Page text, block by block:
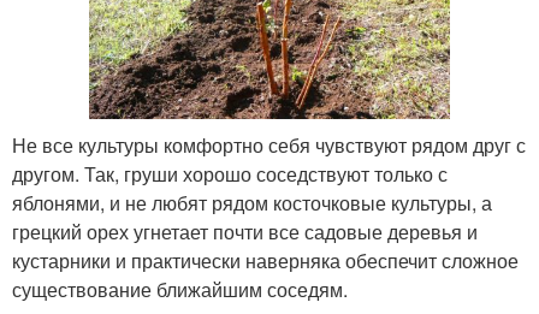
Не все культуры комфортно себя чувствуют рядом друг с
другом. Так, груши хорошо соседствуют только с
яблонями, и не любят рядом косточковые культуры, а
грецкий орех угнетает почти все садовые деревья и
кустарники и практически наверняка обеспечит сложное
существование ближайшим соседям.